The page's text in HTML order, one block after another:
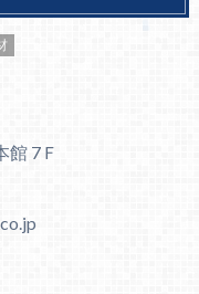
館 7Ｆ